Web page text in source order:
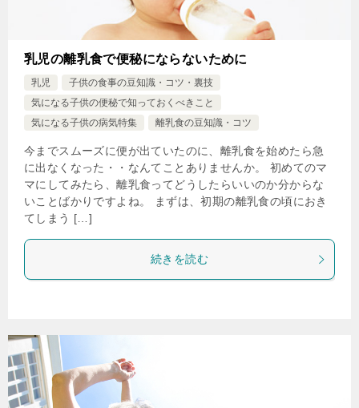
乳児の離乳食で便秘にならないために
乳児
子供の食事の豆知識・コツ・裏技
気になる子供の便秘で知っておくべきこと
気になる子供の病気特集
離乳食の豆知識・コツ
今までスムーズに便が出ていたのに、離乳食を始めたら急
に出なくなった・・なんてことありませんか。 初めてのマ
マにしてみたら、離乳食ってどうしたらいいのか分からな
いことばかりですよね。 まずは、初期の離乳食の頃におき
てしまう […]
続きを読む